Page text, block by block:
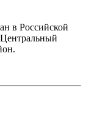
в Российской